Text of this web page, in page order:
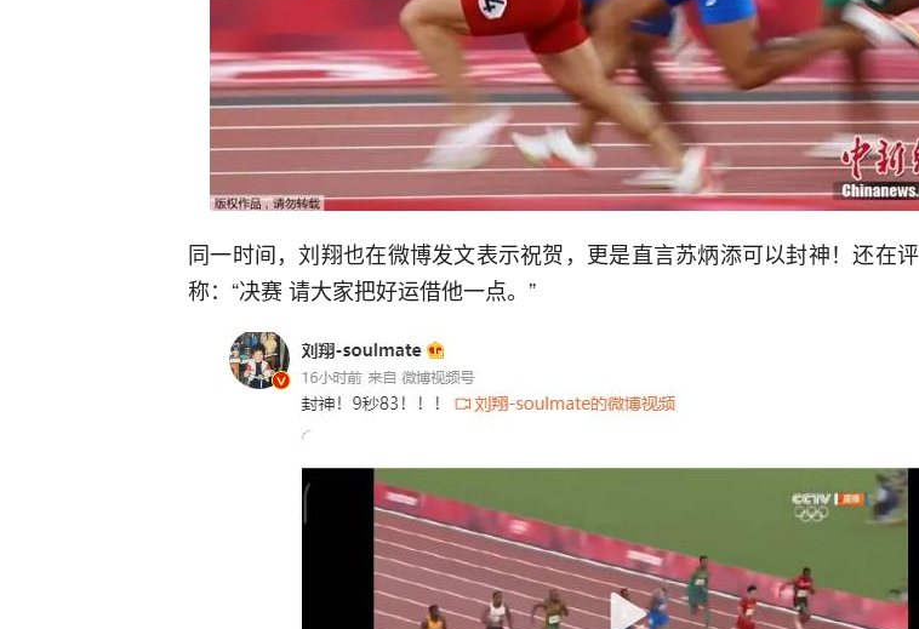
同一时间，刘翔也在微博发文表示祝贺，更是直言苏炳添可以封神！还在
称：“决赛 请大家把好运借他一点。”